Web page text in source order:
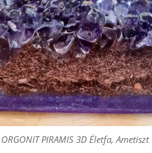
ORGONIT PIRAMIS 3D Életfa, Ametiszt
ORGONIT PIRAMIS 3D Életfa, Ametiszt